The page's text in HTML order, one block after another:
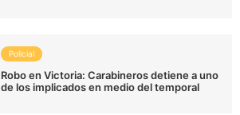
Policial
Robo en Victoria: Carabineros detiene a uno
de los implicados en medio del temporal